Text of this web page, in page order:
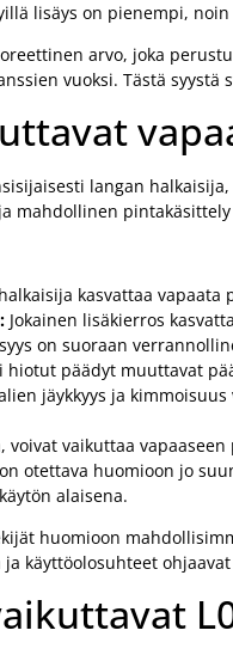
lisäys on pienempi,
arvo, joka
vuoksi. Tästä
langan
mahdollinen
kasvattaa
Jokainen lisäkierros
on suoraan
hiotut päädyt muuttavat
jäykkyys ja
vaikuttaa
otettava huomioon jo
alaisena.
huomioon
käyttöolosuhteet